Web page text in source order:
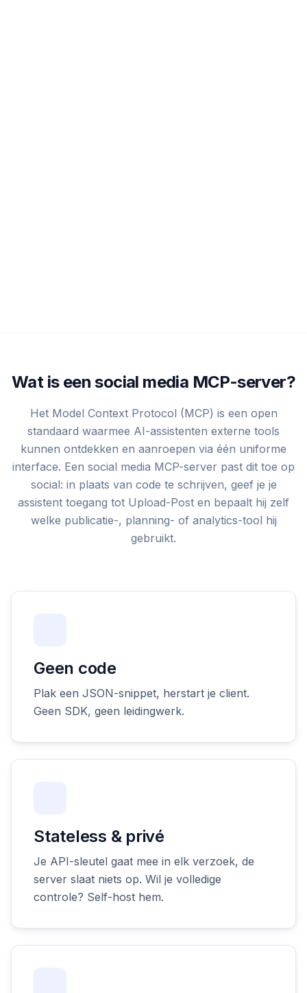
Wat is een social media MCP-server?
Het Model Context Protocol (MCP) is een open
standaard waarmee AI-assistenten externe tools
kunnen ontdekken en aanroepen via één uniforme
interface. Een social media MCP-server past dit toe op
social: in plaats van code te schrijven, geef je je
assistent toegang tot Upload-Post en bepaalt hij zelf
welke publicatie-, planning- of analytics-tool hij
gebruikt.
Geen code
Plak een JSON-snippet, herstart je client.
Geen SDK, geen leidingwerk.
Stateless & privé
Je API-sleutel gaat mee in elk verzoek, de
server slaat niets op. Wil je volledige
controle? Self-host hem.